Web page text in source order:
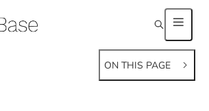
ON THIS PAGE